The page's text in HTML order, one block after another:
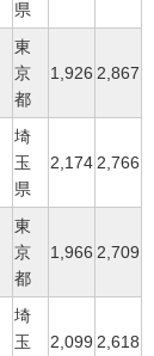
県
東
京
都
1,926 2,867
埼
玉
県
2,174 2,766
東
京
都
1,966 2,709
埼
玉
2,099 2,618